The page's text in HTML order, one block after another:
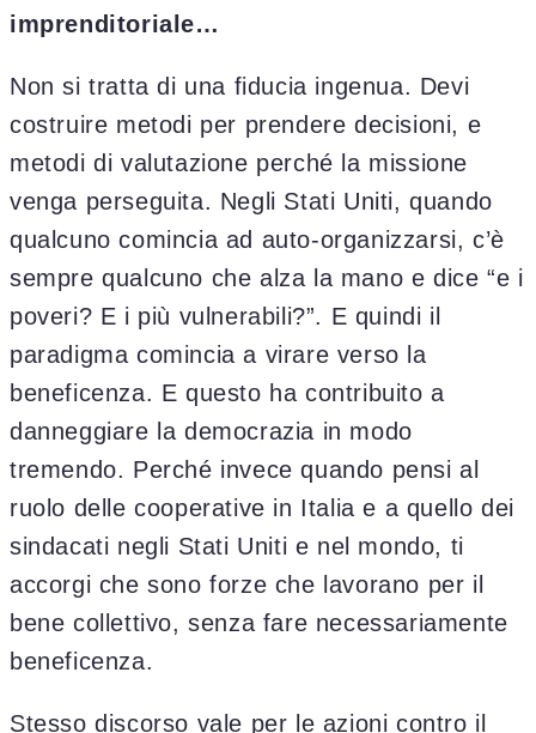
imprenditoriale…
Non si tratta di una fiducia ingenua. Devi
costruire metodi per prendere decisioni, e
metodi di valutazione perché la missione
venga perseguita. Negli Stati Uniti, quando
qualcuno comincia ad auto-organizzarsi, c’è
sempre qualcuno che alza la mano e dice “e i
poveri? E i più vulnerabili?”. E quindi il
paradigma comincia a virare verso la
beneficenza. E questo ha contribuito a
danneggiare la democrazia in modo
tremendo. Perché invece quando pensi al
ruolo delle cooperative in Italia e a quello dei
sindacati negli Stati Uniti e nel mondo, ti
accorgi che sono forze che lavorano per il
bene collettivo, senza fare necessariamente
beneficenza.
Stesso discorso vale per le azioni contro il